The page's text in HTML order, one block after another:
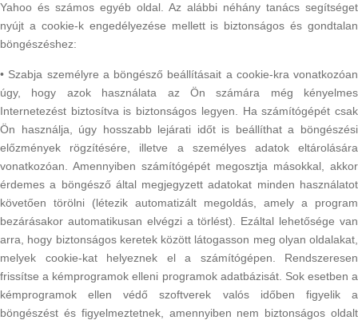
Yahoo és számos egyéb oldal. Az alábbi néhány tanács segítséget
nyújt a cookie-k engedélyezése mellett is biztonságos és gondtalan
böngészéshez:
• Szabja személyre a böngésző beállításait a cookie-kra vonatkozóan
úgy, hogy azok használata az Ön számára még kényelmes
Internetezést biztosítva is biztonságos legyen. Ha számítógépét csak
Ön használja, úgy hosszabb lejárati időt is beállíthat a böngészési
előzmények rögzítésére, illetve a személyes adatok eltárolására
vonatkozóan. Amennyiben számítógépét megosztja másokkal, akkor
érdemes a böngésző által megjegyzett adatokat minden használatot
követően törölni (létezik automatizált megoldás, amely a program
bezárásakor automatikusan elvégzi a törlést). Ezáltal lehetősége van
arra, hogy biztonságos keretek között látogasson meg olyan oldalakat,
melyek cookie-kat helyeznek el a számítógépen. Rendszeresen
frissítse a kémprogramok elleni programok adatbázisát. Sok esetben a
kémprogramok ellen védő szoftverek valós időben figyelik a
böngészést és figyelmeztetnek, amennyiben nem biztonságos oldalt